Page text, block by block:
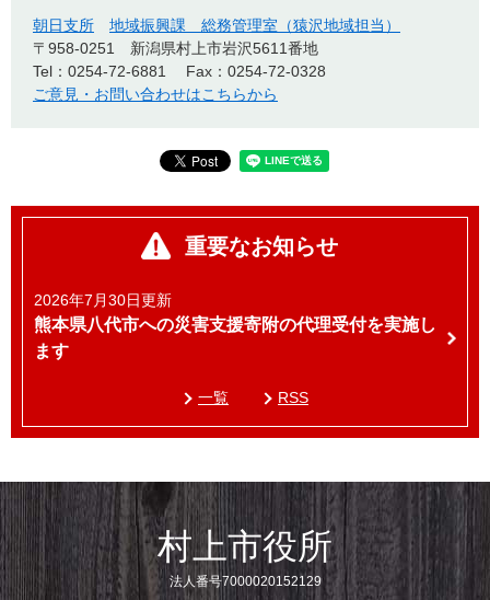
朝日支所
地域振興課 総務管理室（猿沢地域担当）
〒958-0251
新潟県村上市岩沢5611番地
Tel：0254-72-6881
Fax：0254-72-0328
ご意見・お問い合わせはこちらから
重要なお知らせ
2026年7月30日更新
熊本県八代市への災害支援寄附の代理受付を実施し
ます
一覧 RSS
村上市役所
法人番号7000020152129